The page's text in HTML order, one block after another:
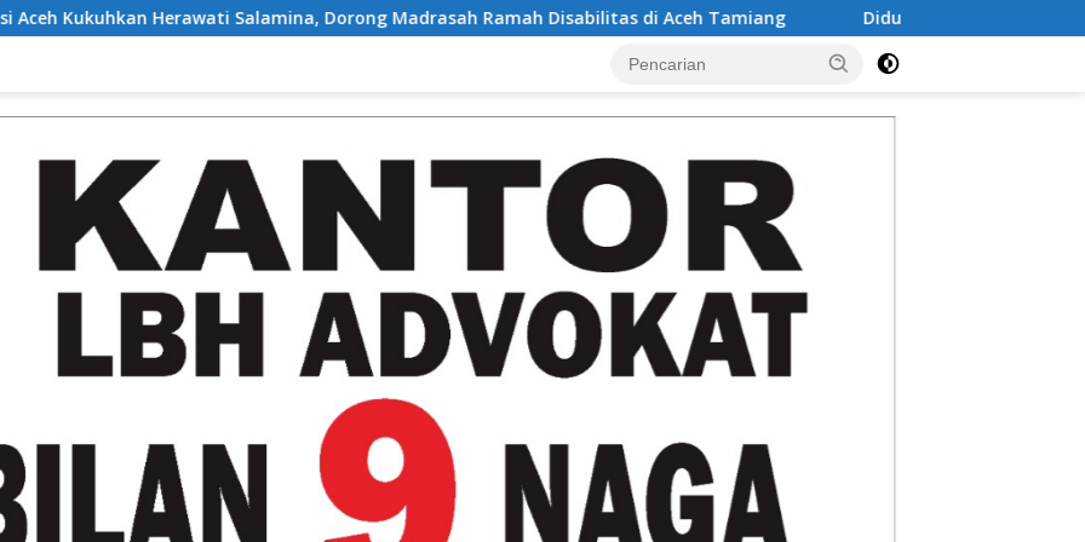
Salamina, Dorong Madrasah Ramah Disabilitas di Aceh Tamiang Diduga Edarkan Sabu, seorang laki-laki